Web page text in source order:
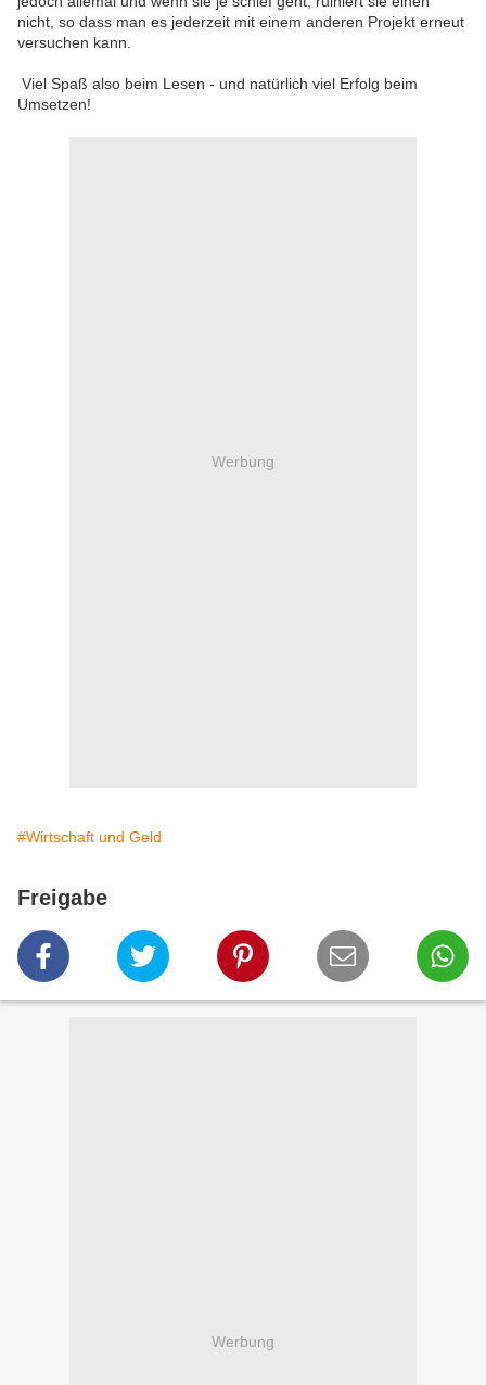
nicht, so dass man es jederzeit mit einem anderen Projekt erneut
versuchen kann.
Viel Spaß also beim Lesen - und natürlich viel Erfolg beim
Umsetzen!
Werbung
#Wirtschaft und Geld
Freigabe
Werbung